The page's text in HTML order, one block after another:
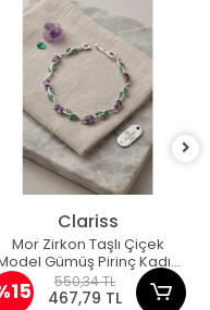
Clariss
Mor Zirkon Taşlı Çiçek
Gümüş Pirinç Kadın
Bileklik
550,34 TL
467,79 TL